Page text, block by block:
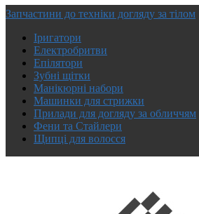
Запчастини до техніки догляду за тілом
Іригатори
Електробритви
Епілятори
Зубні щітки
Манікюрні набори
Машинки для стрижки
Прилади для догляду за обличчям
Фени та Стайлери
Щипці для волосся